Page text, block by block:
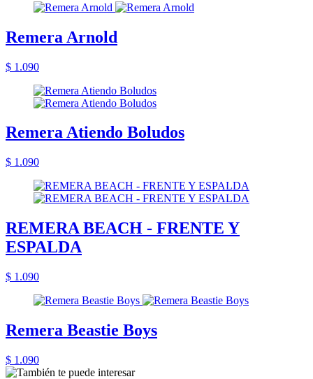
Remera Arnold
$ 1.090
Remera Atiendo Boludos
$ 1.090
REMERA BEACH - FRENTE Y
ESPALDA
$ 1.090
Remera Beastie Boys
$ 1.090